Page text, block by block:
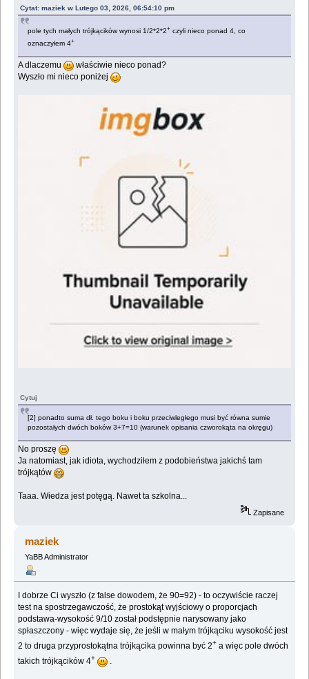
Cytat: maziek w Lutego 03, 2026, 06:54:10 pm
pole tych małych trójkącików wynosi 1/2*2*2+ czyli nieco ponad 4, co
oznaczyłem 4+
A dlaczemu
właściwie nieco ponad?
Wyszło mi nieco poniżej
Cytuj
[2] ponadto suma dł. tego boku i boku przeciwległego musi być równa sumie
pozostałych dwóch boków 3+7=10 (warunek opisania czworokąta na okręgu)
No proszę
Ja natomiast, jak idiota, wychodziłem z podobieństwa jakichś tam
trójkątów
Taaa. Wiedza jest potęgą. Nawet ta szkolna...
Zapisane
maziek
YaBB Administrator
I dobrze Ci wyszło (z false dowodem, że 90=92) - to oczywiście raczej
test na spostrzegawczość, że prostokąt wyjściowy o proporcjach
podstawa-wysokość 9/10 został podstępnie narysowany jako
spłaszczony - więc wydaje się, że jeśli w małym trójkąciku wysokość jest
2 to druga przyprostokątna trójkącika powinna być 2+ a więc pole dwóch
takich trójkącików 4+ .